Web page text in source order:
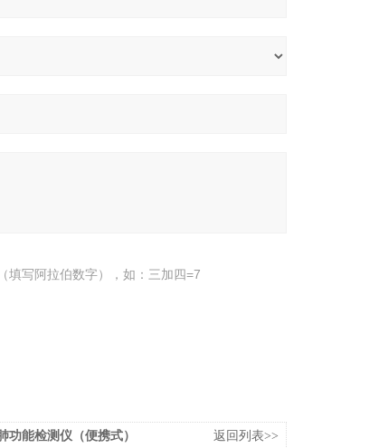
填写阿拉伯数字），如：三加四=7
功能检测仪（便携式） 返回列表>>